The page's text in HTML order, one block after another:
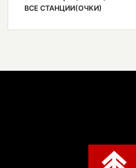
ВСЕ СТАНЦИИ(ОЧКИ)